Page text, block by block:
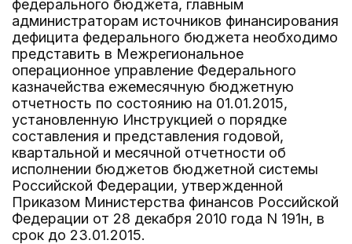
федерального бюджета, главным
администраторам источников финансирования
дефицита федерального бюджета необходимо
представить в Межрегиональное
операционное управление Федерального
казначейства ежемесячную бюджетную
отчетность по состоянию на 01.01.2015,
установленную Инструкцией о порядке
составления и представления годовой,
квартальной и месячной отчетности об
исполнении бюджетов бюджетной системы
Российской Федерации, утвержденной
Приказом Министерства финансов Российской
Федерации от 28 декабря 2010 года N 191н, в
срок до 23.01.2015.